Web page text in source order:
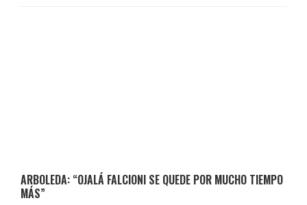
ARBOLEDA: “OJALÁ FALCIONI SE QUEDE POR MUCHO TIEMPO
MÁS”